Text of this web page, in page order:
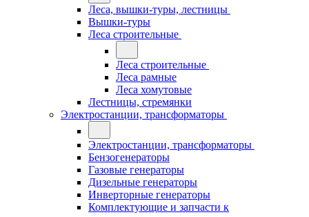
Леса, вышки-туры, лестницы
Вышки-туры
Леса строительные
Леса строительные
Леса рамные
Леса хомутовые
Лестницы, стремянки
Электростанции, трансформаторы
Электростанции, трансформаторы
Бензогенераторы
Газовые генераторы
Дизельные генераторы
Инверторные генераторы
Комплектующие и запчасти к